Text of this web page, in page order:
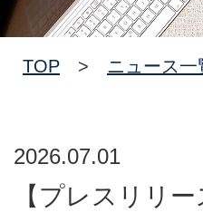
TOP > ニュース一
2026.07.01
【プレスリリ